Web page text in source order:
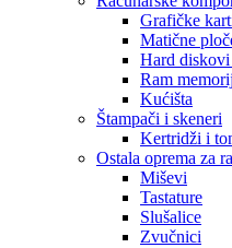
Grafičke
Matične
Hard
Ram
Kućišta
Štampači i skeneri
Kertridži i
Ostala oprema za
Miševi
Tastature
Slušalice
Zvučnici